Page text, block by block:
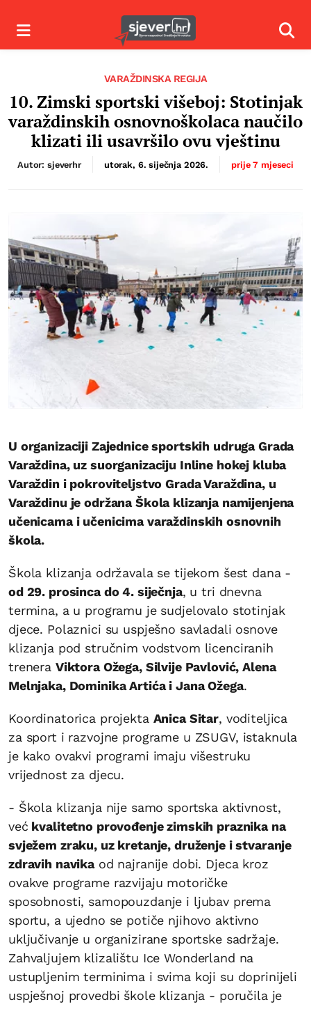
Izbornik
VARAŽDINSKA REGIJA
10. Zimski sportski višeboj: Stotinjak
varaždinskih osnovnoškolaca naučilo
klizati ili usavršilo ovu vještinu
Autor: sjeverhr utorak, 6. siječnja 2026. prije 7 mjeseci
U organizaciji Zajednice sportskih udruga Grada
Varaždina, uz suorganizaciju Inline hokej kluba
Varaždin i pokroviteljstvo Grada Varaždina, u
Varaždinu je održana Škola klizanja namijenjena
učenicama i učenicima varaždinskih osnovnih
škola.
Škola klizanja održavala se tijekom šest dana -
od 29. prosinca do 4. siječnja, u tri dnevna
termina, a u programu je sudjelovalo stotinjak
djece. Polaznici su uspješno savladali osnove
klizanja pod stručnim vodstvom licenciranih
trenera Viktora Ožega, Silvije Pavlović, Alena
Melnjaka, Dominika Artića i Jana Ožega.
Koordinatorica projekta Anica Sitar, voditeljica
za sport i razvojne programe u ZSUGV, istaknula
je kako ovakvi programi imaju višestruku
vrijednost za djecu.
- Škola klizanja nije samo sportska aktivnost,
već kvalitetno provođenje zimskih praznika na
svježem zraku, uz kretanje, druženje i stvaranje
zdravih navikaod najranije dobi. Djeca kroz
ovakve programe razvijaju motoričke
sposobnosti, samopouzdanje i ljubav prema
sportu, a ujedno se potiče njihovo aktivno
uključivanje u organizirane sportske sadržaje.
Zahvaljujem klizalištu Ice Wonderland na
ustupljenim terminima i svima koji su doprinijeli
uspješnoj provedbi škole klizanja - poručila je